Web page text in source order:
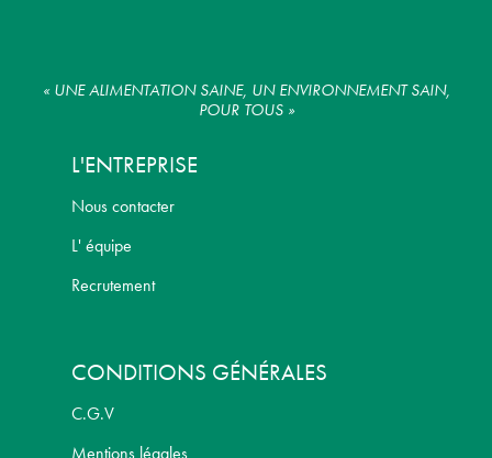
« UNE ALIMENTATION SAINE, UN ENVIRONNEMENT SAIN,
POUR TOUS »
L'ENTREPRISE
Nous contacter
L' équipe
Recrutement
CONDITIONS GÉNÉRALES
C.G.V
Mentions légales